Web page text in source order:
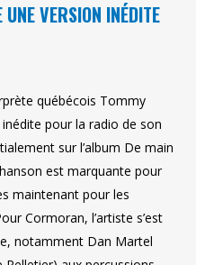
VERSION INÉDITE
québécois Tommy
pour la radio de son
sur l’album De main
est marquante pour
maintenant pour les
Cormoran, l’artiste s’est
notamment Dan Martel